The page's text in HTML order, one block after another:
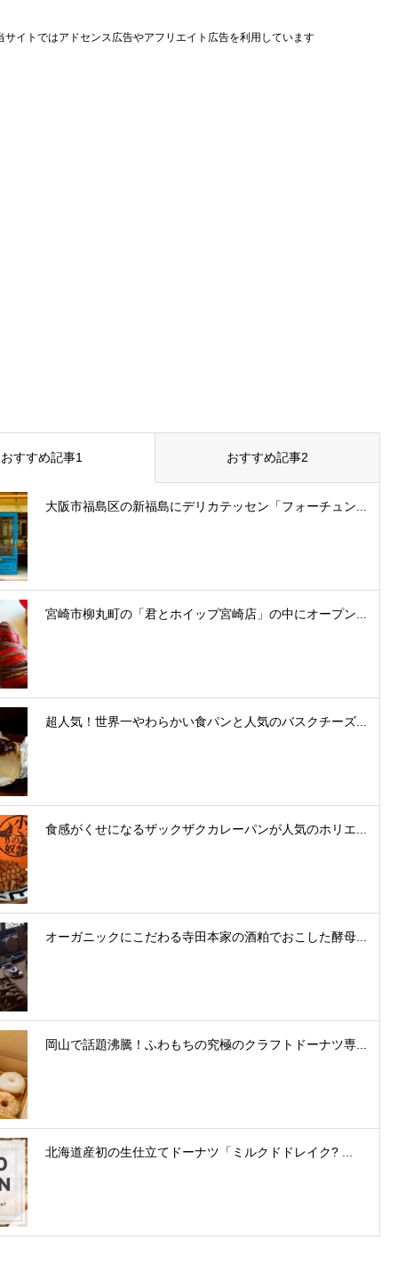
サイトではアドセンス広告やアフリエイト広告を利用しています
おすすめ記事1 おすすめ記事2
大阪市福島区の新福島にデリカテッセン「フォーチュン...
宮崎市柳丸町の「君とホイップ宮崎店」の中にオープン...
超人気！世界一やわらかい食パンと人気のバスクチーズ...
食感がくせになるザックザクカレーパンが人気のホリエ...
オーガニックにこだわる寺田本家の酒粕でおこした酵母...
岡山で話題沸騰！ふわもちの究極のクラフトドーナツ専...
北海道産初の生仕立てドーナツ「ミルクドドレイク? ...